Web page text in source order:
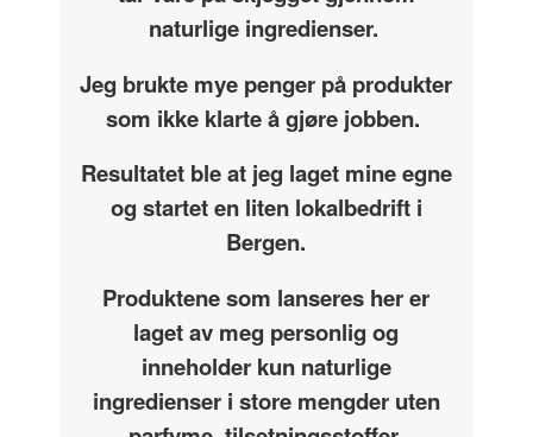
naturlige ingredienser.
Jeg brukte mye penger på produkter
som ikke klarte å gjøre jobben.
Resultatet ble at jeg laget mine egne
og startet en liten lokalbedrift i
Bergen.
Produktene som lanseres her er
laget av meg personlig og
inneholder kun naturlige
ingredienser i store mengder uten